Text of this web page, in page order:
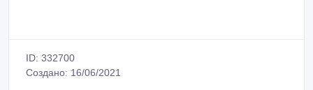
ID: 332700
Создано: 16/06/2021